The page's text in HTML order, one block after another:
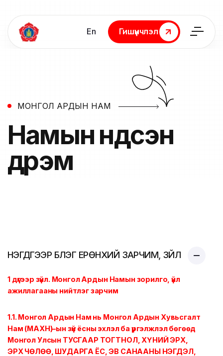
En
Гишүүнчлэл
Гишүүнчлэл
МОНГОЛ АРДЫН НАМ
Намынүндсэн
дүрэм
НЭГДҮГЭЭР БҮЛЭГ ЕРӨНХИЙ ЗАРЧИМ, ЗҮЙЛ
1 дүгээр зүйл. Монгол Ардын Намын зорилго,үйл
ажиллагааны нийтлэг зарчим
1.1. Монгол Ардын Нам нь Монгол Ардын Хувьсгалт
Нам (МАХН)–ын зүй ёсны эхлэл ба үргэлжлэл бөгөөд
Монгол Улсын ТУСГААР ТОГТНОЛ, ХҮНИЙ ЭРХ,
ЭРХ ЧӨЛӨӨ, ШУДАРГА ЁС, ЭВ САНААНЫ НЭГДЭЛ,